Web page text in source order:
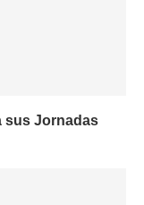
sus Jornadas